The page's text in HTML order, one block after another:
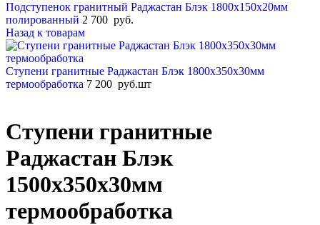
Подступенок гранитный Раджастан Блэк 1800x150x20мм
полированный 2 700 руб.
Назад к товарам
Ступени гранитные Раджастан Блэк 1800x350x30мм
термообработка 7 200 руб.шт
Ступени гранитные
Раджастан Блэк
1500x350x30мм
термообработка